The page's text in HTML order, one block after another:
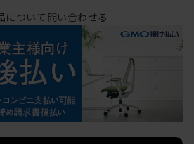
について問い合わせる